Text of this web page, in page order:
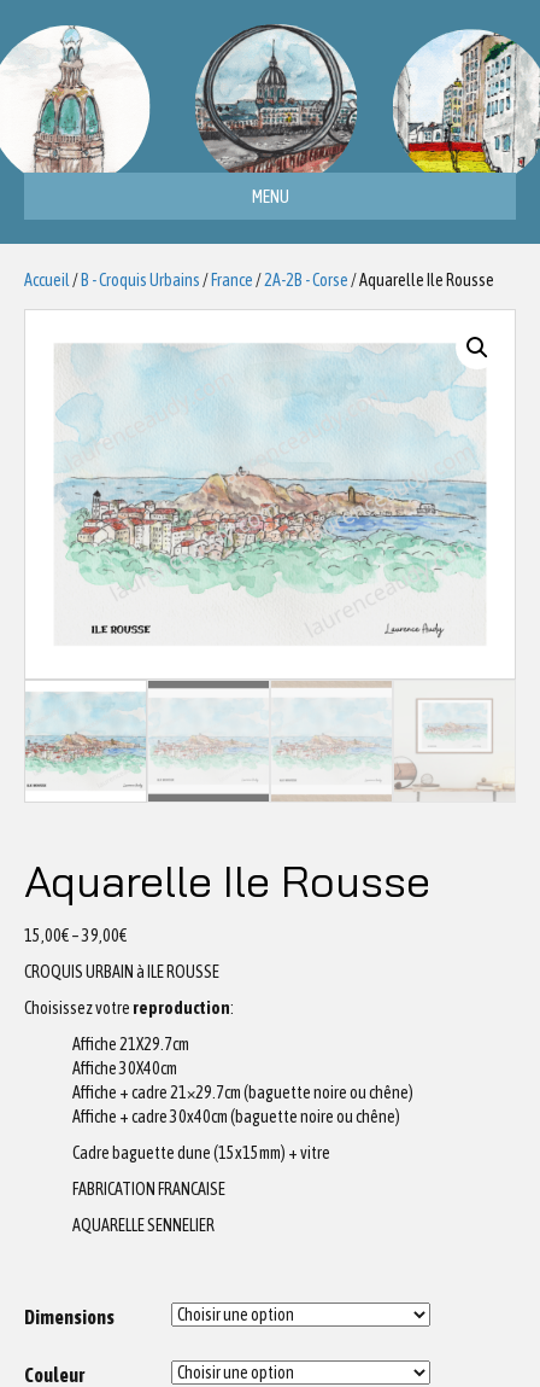
MENU
Accueil / B - Croquis Urbains / France /2A-2B - Corse / Aquarelle Ile Rousse
Aquarelle Ile Rousse
15,00€–39,00€
CROQUIS URBAIN à ILE ROUSSE
Choisissez votre reproduction:
Affiche 21X29.7cm
Affiche 30X40cm
Affiche + cadre 21×29.7cm (baguette noire ou chêne)
Affiche + cadre 30x40cm (baguette noire ou chêne)
Cadre baguette dune (15x15mm) + vitre
FABRICATION FRANCAISE
AQUARELLE SENNELIER
Dimensions
Couleur